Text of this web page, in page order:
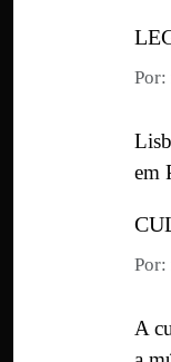
Por:
em
Por:
A